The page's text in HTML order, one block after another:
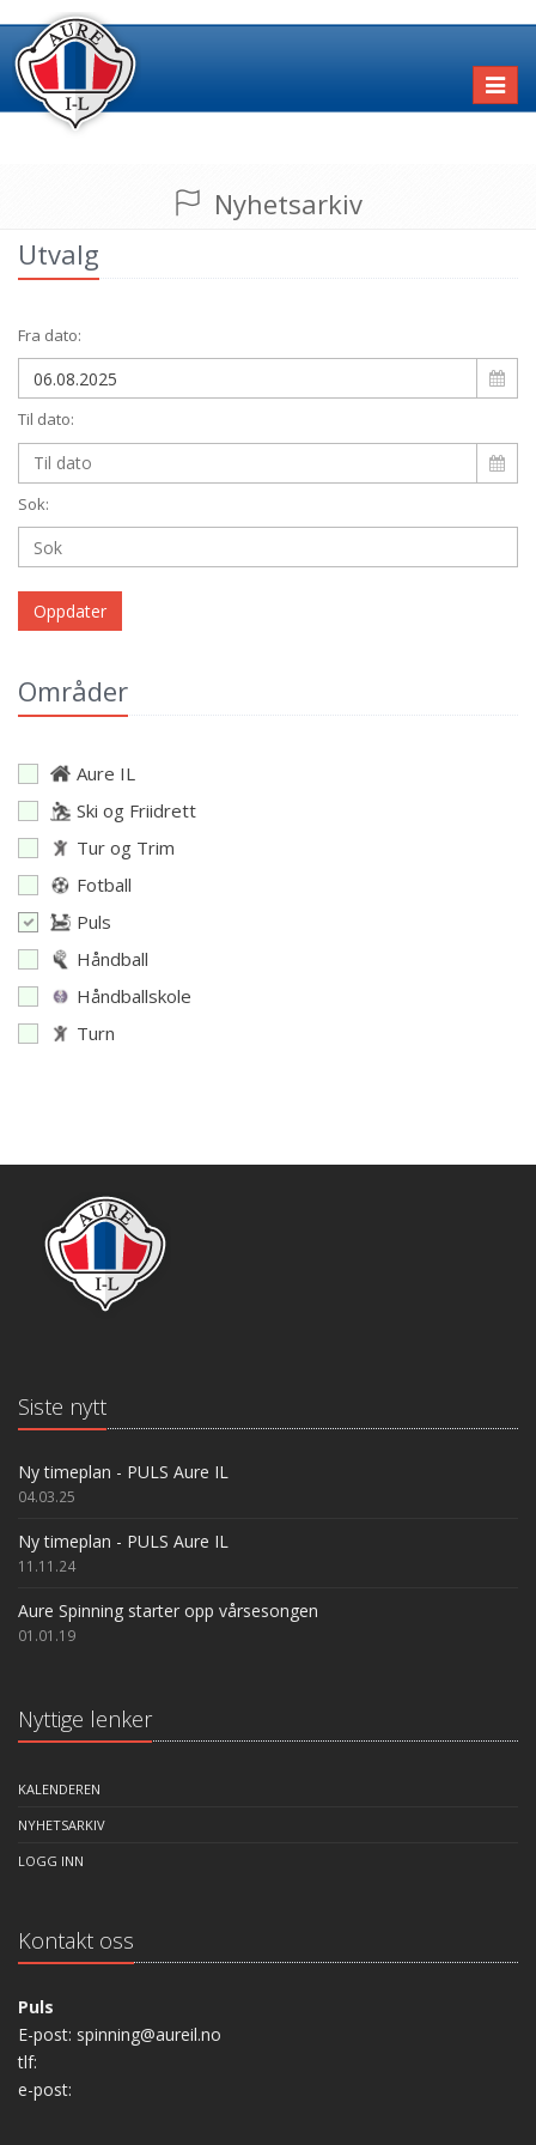
Nyhetsarkiv
Utvalg
Fra dato:
Til dato:
Sok:
Oppdater
Områder
Aure IL
Ski og Friidrett
Tur og Trim
Fotball
Puls
Håndball
Håndballskole
Turn
Siste nytt
Ny timeplan - PULS Aure IL
04.03.25
Ny timeplan - PULS Aure IL
11.11.24
Aure Spinning starter opp vårsesongen
01.01.19
Nyttige lenker
KALENDEREN
NYHETSARKIV
LOGG INN
Kontakt oss
Puls
E-post: spinning@aureil.no
tlf:
e-post: